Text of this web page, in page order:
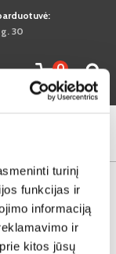
turinį
funkcijas ir
informaciją
ir
kitos jūsų
30
0
Rodyti po:
20